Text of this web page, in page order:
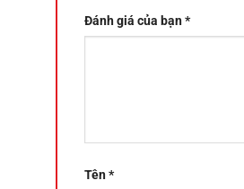
Đánh giá của bạn*
Tên*